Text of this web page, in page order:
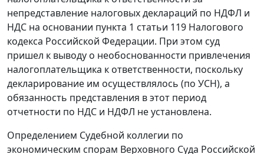
непредставление налоговых деклараций по НДФЛ и
НДС на основании пункта 1 статьи 119 Налогового
кодекса Российской Федерации. При этом суд
пришел к выводу о необоснованности привлечения
налогоплательщика к ответственности, поскольку
декларирование им осуществлялось (по УСН), а
обязанность представления в этот период
отчетности по НДС и НДФЛ не установлена.
Определением Судебной коллегии по
экономическим спорам Верховного Суда Российской